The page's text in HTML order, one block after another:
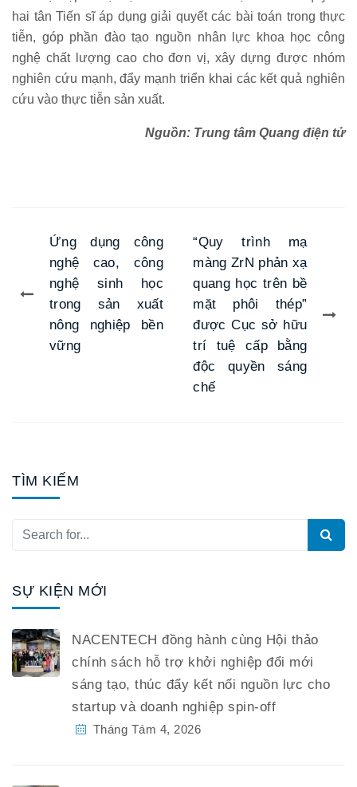
hai tân Tiến sĩ áp dụng giải quyết các bài toán trong thực
tiễn, góp phần đào tạo nguồn nhân lực khoa học công
nghệ chất lượng cao cho đơn vị, xây dựng được nhóm
nghiên cứu mạnh, đẩy mạnh triển khai các kết quả nghiên
cứu vào thực tiễn sản xuất.
Nguồn: Trung tâm Quang điện tử
Ứng dụng công
nghệ cao, công
nghệ sinh học
trong sản xuất
nông nghiệp bền
vững
“Quy trình mạ
màng ZrN phản xạ
quang học trên bề
mặt phôi thép”
được Cục sở hữu
trí tuệ cấp bằng
độc quyền sáng
chế
TÌM KIẾM
SỰ KIỆN MỚI
NACENTECH đồng hành cùng Hội thảo
chính sách hỗ trợ khởi nghiệp đổi mới
sáng tạo, thúc đẩy kết nối nguồn lực cho
startup và doanh nghiệp spin-off
Tháng Tám 4, 2026